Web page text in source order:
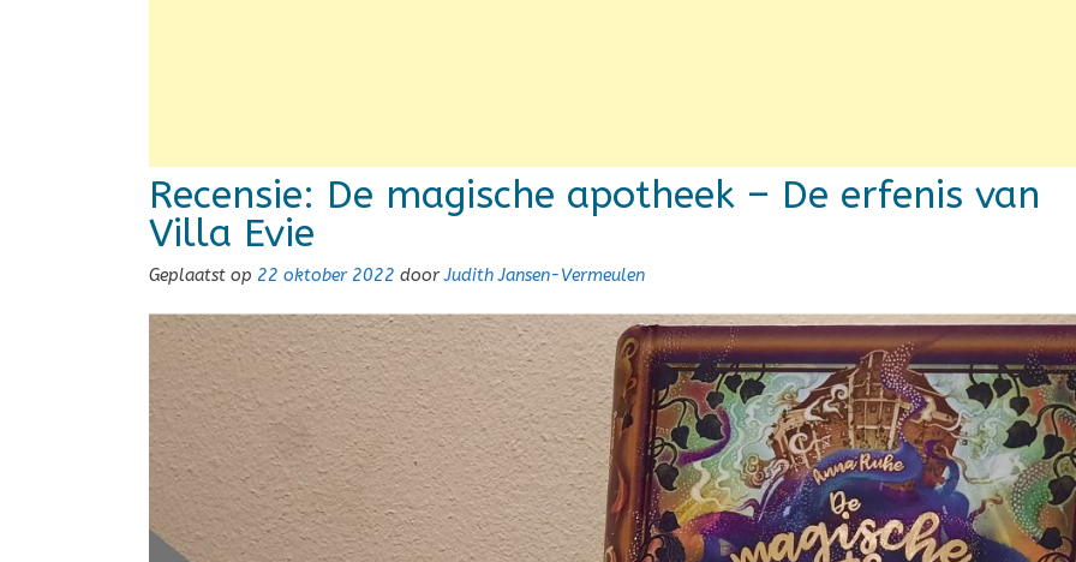
Recensie: De magische apotheek – De erfenis van
Villa Evie
Geplaatst op 22 oktober 2022 doorJudith Jansen-Vermeulen